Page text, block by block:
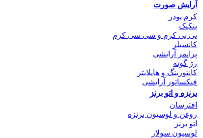
آرایش صورت
کرم پودر
پنکیک
بی بی کرم و سی سی کرم
کانسیلر
پرایمر آرایشی
رژ گونه
کانتورینگ و هایلایتر
فیکساتور آرایشی
برنزه و اتو برنز
افترسان
روغن و لوسیون برنزه
اتو برنز
لوسیون سولار